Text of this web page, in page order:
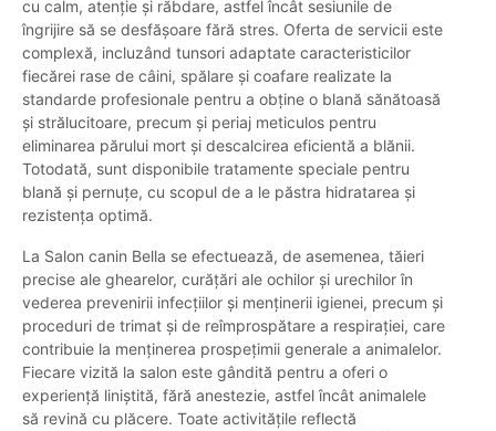
cu calm, atenție și răbdare, astfel încât sesiunile de
îngrijire să se desfășoare fără stres. Oferta de servicii este
complexă, incluzând tunsori adaptate caracteristicilor
fiecărei rase de câini, spălare și coafare realizate la
standarde profesionale pentru a obține o blană sănătoasă
și strălucitoare, precum și periaj meticulos pentru
eliminarea părului mort și descalcirea eficientă a blănii.
Totodată, sunt disponibile tratamente speciale pentru
blană și pernuțe, cu scopul de a le păstra hidratarea și
rezistența optimă.
La Salon canin Bella se efectuează, de asemenea, tăieri
precise ale ghearelor, curățări ale ochilor și urechilor în
vederea prevenirii infecțiilor și menținerii igienei, precum și
proceduri de trimat și de reîmprospătare a respirației, care
contribuie la menținerea prospețimii generale a animalelor.
Fiecare vizită la salon este gândită pentru a oferi o
experiență liniștită, fără anestezie, astfel încât animalele
să revină cu plăcere. Toate activitățile reflectă